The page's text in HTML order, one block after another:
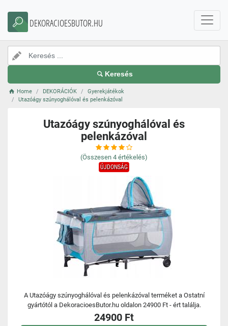
DEKORACIOESBUTOR.HU
Keresés
Home DEKORÁCIÓK
Gyerekjátékok
Utazóágy szúnyoghálóval és pelenkázóval
Utazóágy szúnyoghálóval és
pelenkázóval
(Összesen 4 értékelés)
ÚJDONSÁG
A Utazóágy szúnyoghálóval és pelenkázóval terméket a Ostatní
gyártótól a DekoracioesButor.hu oldalon 24900 Ft - ért találja.
24900 Ft